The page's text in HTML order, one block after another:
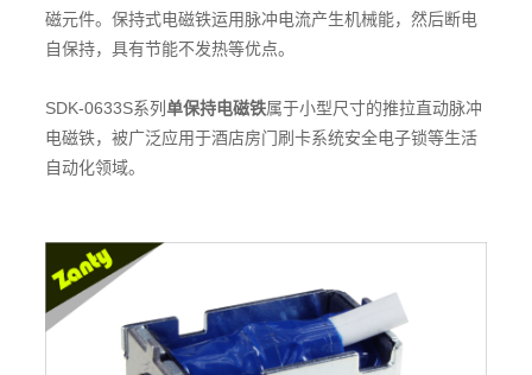
磁元件。保持式电磁铁运用脉冲电流产生机械能，然后断电
自保持，具有节能不发热等优点。
SDK-0633S系列 单保持电磁铁属于小型尺寸的推拉直动脉冲
电磁铁，被广泛应用于酒店房门刷卡系统安全电子锁等生活
自动化领域。